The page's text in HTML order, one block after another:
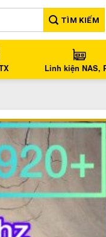
TÌM KIẾM
Linh kiện NAS,